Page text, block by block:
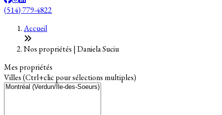
(514) 779-4822
+
−
Accueil
Nos propriétés | Daniela Suciu
Mes propriétés
Villes (Ctrl+clic pour sélections multiples)